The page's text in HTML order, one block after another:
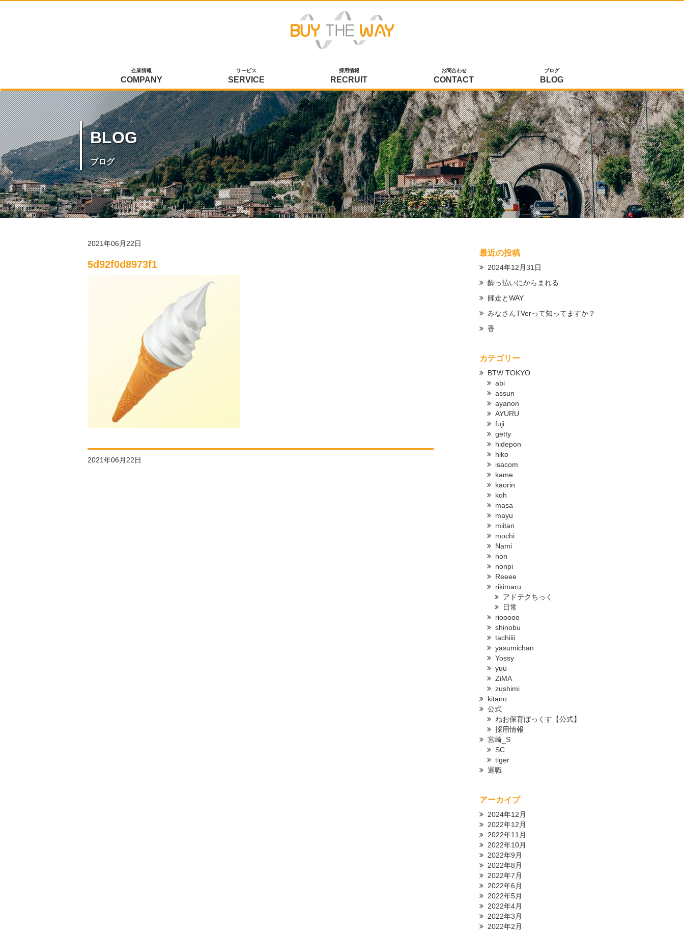
企業情報
COMPANY
サービス
SERVICE
採用情報
RECRUIT
お問合わせ
CONTACT
ブログ
BLOG
BLOG
ブログ
2021年06月22日
5d92f0d8973f1
2021年06月22日
最近の投稿
2024年12月31日
酔っ払いにからまれる
師走とWAY
みなさんTVerって知ってますか？
香
カテゴリー
BTW TOKYO
abi
assun
ayanon
AYURU
fuji
getty
hidepon
hiko
isacom
kame
kaorin
koh
masa
mayu
miitan
mochi
Nami
non
nonpi
Reeee
rikimaru
アドテクちっく
日常
riooooo
shinobu
tachiiii
yasumichan
Yossy
yuu
ZiMA
zushimi
kitano
公式
ねお保育ぼっくす【公式】
採用情報
宮崎_S
SC
tiger
退職
アーカイブ
2024年12月
2022年12月
2022年11月
2022年10月
2022年9月
2022年8月
2022年7月
2022年6月
2022年5月
2022年4月
2022年3月
2022年2月